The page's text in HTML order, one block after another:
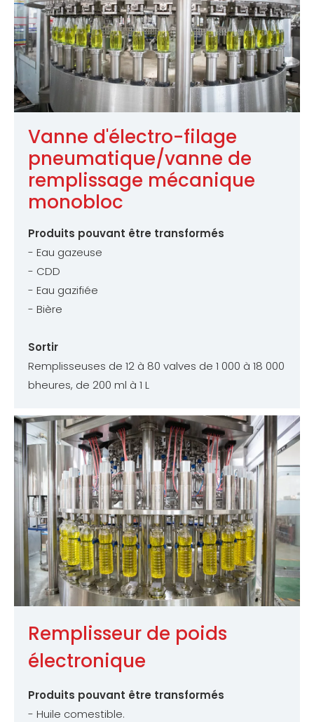
Vanne d'électro-filage
pneumatique/vanne de
remplissage mécanique
monobloc
Produits pouvant être transformés
- Eau gazeuse
- CDD
- Eau gazifiée
- Bière
Sortir
Remplisseuses de 12 à 80 valves de 1 000 à 18 000
bheures, de 200 ml à 1 L
Remplisseur de poids
électronique
Produits pouvant être transformés
- Huile comestible.